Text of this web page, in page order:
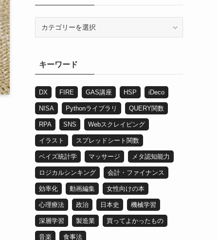
キーワード
DX FIRE GAS講座 HSP iDeco
NISA Pythonライブラリ QUERY関数
RPA SNS Webスクレイピング
イラスト スプレッドシート関数
ベイズ統計学 マッサージ メタ認知能力
ロジカルシンキング 会計・ファイナンス
効率化 動画編集 女性向けの本
心理療法 政治 日本史 機械学習
深層学習 製造業 買ってよかったもの
音楽 食事法